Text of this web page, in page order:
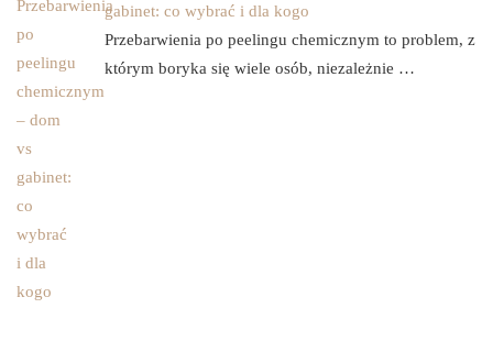
gabinet: co wybrać i dla kogo
Przebarwienia po peelingu chemicznym to problem, z
którym boryka się wiele osób, niezależnie …